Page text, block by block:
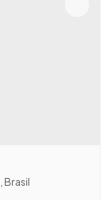
Brasil